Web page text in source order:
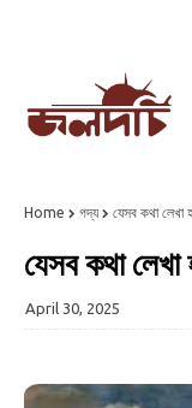
Home গদ্য যেসব কথা লেখা
যেসব কথা লেখা
April 30, 2025